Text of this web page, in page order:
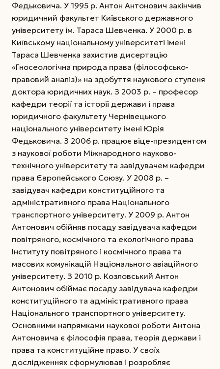
Федьковича. У 1995 р. Антон Антонович закінчив
юридичний факультет Київського державного
університету ім. Тараса Шевченка. У 2000 р. в
Київському національному університеті імені
Тараса Шевченка захистив дисертацію
«Гносеологічна природа права (філософсько-
правовий аналіз)» на здобуття наукового ступеня
доктора юридичних наук. З 2003 р. – професор
кафедри теорії та історії держави і права
юридичного факультету Чернівецького
національного університету імені Юрія
Федьковича. З 2006 р. працює віце-президентом
з науко­вої роботи Міжнародного науково-
технічного університету та завідувачем кафедри
права Європейського Союзу. У 2008 р. –
завідувач кафедри конституційного та
адміністративного права Національного
транспортного університету. У 2009 р. Антон
Антонович обійняв посаду завідувача кафедри
повітряного, космічного та екологічного права
Інституту повітряного і космічного права та
масових комунікацій Національного авіаційного
університету. З 2010 р. Козловський Антон
Антонович обіймає посаду завідувача кафедри
конс­титуційного та адміністративного права
Націо­нального транспортного університету.
Основними напрямками наукової роботи Антона
Антоновича є філософія права, теорія держави і
права та конституційне право. У своїх
дослідженнях сформулював і розробляє